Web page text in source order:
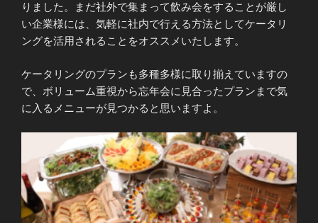
りました。まだ社外で集まって飲み会をすることが厳し
い企業様には、気軽に社内で行える方法としてケータリ
ングを活用されることをオススメいたします。
ケータリングのプランも多種多様に取り揃えていますの
で、ボリューム重視から忘年会に見合ったプランまで気
に入るメニューが見つかると思いますよ。